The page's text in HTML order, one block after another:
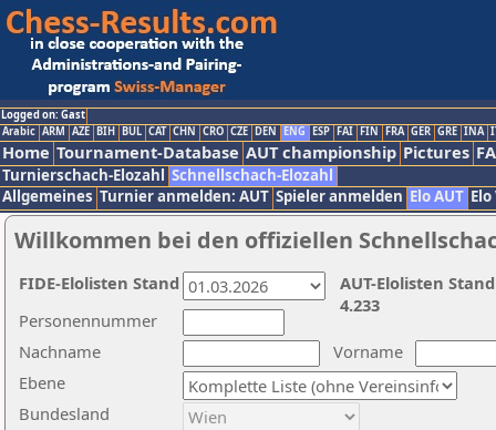
Logged on: Gast
Arabic ARM AZE BIH BUL CAT CHN CRO CZE DEN ENG ESP FAI FIN FRA GER GRE INA
Home Tournament-Database AUT championship Pictures
Turnierschach-Elozahl Schnellschach-Elozahl
Allgemeines Turnier anmelden: AUT Spieler anmelden Elo AUT
Willkommen bei den offiziellen
Nachname
Vorname
Ebene
Personennummer
Bundesland
AUT-Elolisten
4.233
FIDE-Elolisten Stand